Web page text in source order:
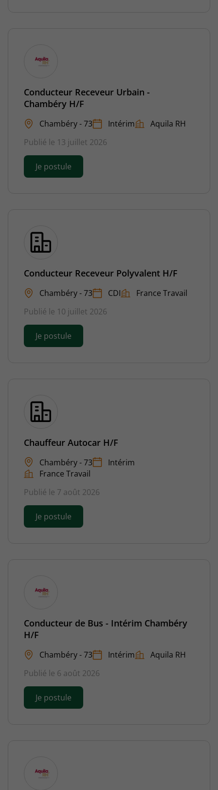
Conducteur Receveur Urbain -
Chambéry H/F
Chambéry - 73 Intérim
Aquila RH
Publié le 13 juillet 2026
Je postule
Conducteur Receveur Polyvalent H/F
Chambéry - 73 CDI
France Travail
Publié le 10 juillet 2026
Je postule
Chauffeur Autocar H/F
Chambéry - 73
Intérim
France Travail
Publié le 7 août 2026
Je postule
Conducteur de Bus - Intérim Chambéry
H/F
Chambéry - 73 Intérim
Aquila RH
Publié le 6 août 2026
Je postule